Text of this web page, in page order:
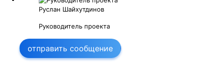
Руслан Шайхутдинов
Руководитель проекта
отправить сообщение